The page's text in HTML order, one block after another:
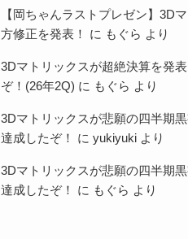
【岡ちゃんラストプレゼン】3D
方修正を発表！
に もぐら より
3Dマトリックスが超絶決算を発
ぞ！(26年2Q) に もぐら より
3Dマトリックスが悲願の四半期
達成したぞ！
に yukiyuki より
3Dマトリックスが悲願の四半期
達成したぞ！
に もぐら より